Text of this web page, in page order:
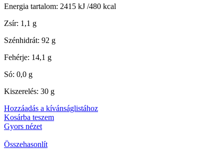
Energia tartalom: 2415 kJ /480 kcal
Zsír: 1,1 g
Szénhidrát: 92 g
Fehérje: 14,1 g
Só: 0,0 g
Kiszerelés: 30 g
Hozzáadás a kívánságlistához
Kosárba teszem
Gyors nézet
Összehasonlít